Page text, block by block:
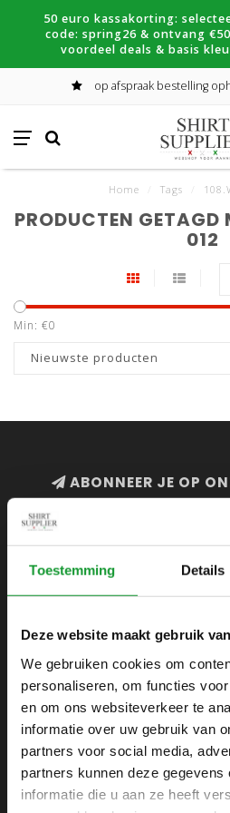
Toestemming Details
Deze website maakt gebruik
We gebruiken cookies om
personaliseren, om functies
en om ons websiteverkeer te
informatie over uw gebruik van
partners voor social media,
partners kunnen deze
informatie die u aan ze heeft
50 euro kassakorting:
code: spring26 & ontvang
voordeel deals & basis
op afspraak bestelling
Home Tags
PRODUCTEN
012
Min: €0
Nieuwste producten
ABONNEER JE OP
Webshop voor
1433 DC
+31 6 42 52